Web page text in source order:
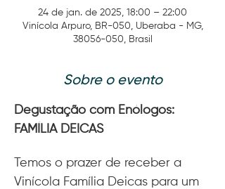
24 de jan. de 2025, 18:00 – 22:00
Vinícola Arpuro, BR-050, Uberaba - MG,
38056-050, Brasil
Sobre o evento
Degustação com Enólogos:
FAMÍLIA DEICAS
Temos o prazer de receber a
Vinícola Família Deicas para um